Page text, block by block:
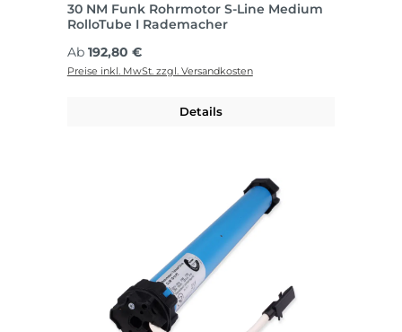
30 NM Funk Rohrmotor S-Line Medium
RolloTube I Rademacher
Regulärer Preis:
Ab 192,80 €
Preise inkl. MwSt. zzgl. Versandkosten
Details